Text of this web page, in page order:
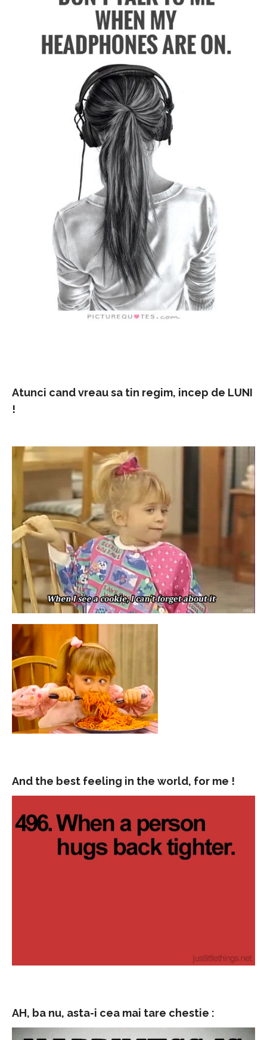
Atunci cand vreau sa tin regim, incep de LUNI
!
And the best feeling in the world, for me !
AH, ba nu, asta-i cea mai tare chestie :